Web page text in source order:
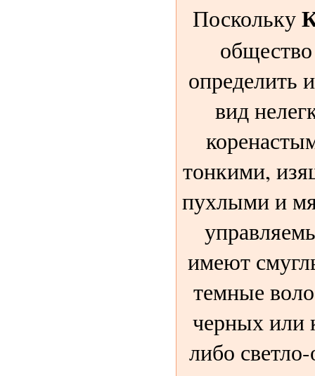
Поскольку
определить
вид
тонкими,
пухлыми и
имеют
темные
черных или
либо